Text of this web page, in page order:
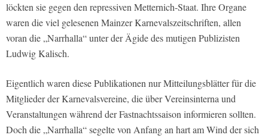
löckten sie gegen den repressiven Metternich-Staat. Ihre Organe
waren die viel gelesenen Mainzer Karnevalszeitschriften, allen
voran die „Narrhalla“ unter der Ägide des mutigen Publizisten
Ludwig Kalisch.
Eigentlich waren diese Publikationen nur Mitteilungsblätter für die
Mitglieder der Karnevalsvereine, die über Vereinsinterna und
Veranstaltungen während der Fastnachtssaison informieren sollten.
Doch die „Narrhalla“ segelte von Anfang an hart am Wind der sich